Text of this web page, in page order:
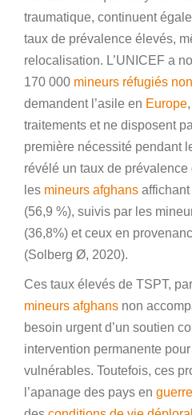
traumatique, continuent
taux de prévalence élevés,
relocalisation. L’UNICEF a
170 000 mineurs réfugiés
demandent l’asile en Europe
traitements et ne disposent
première nécessité pendant
révélé un taux de
les mineurs afghans
(56,9 %), suivis par les
(36,8%) et ceux en
(Solberg Ø, 2020).
Ces taux élevés de TSPT,
mineurs afghans non
besoin urgent d’un soutien
intervention permanente
vulnérables. Toutefois, ces
l’apanage des pays en guerre